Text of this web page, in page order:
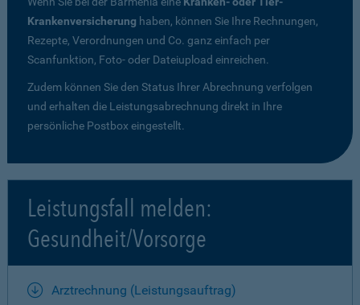
Krankenversicherung haben, können Sie Ihre Rechnungen,
Rezepte, Verordnungen und Co. ganz einfach per
Scanfunktion, Foto- oder Dateiupload einreichen.
Zudem können Sie den Status Ihrer Abrechnung verfolgen
und erhalten die Leistungsabrechnung direkt in Ihre
persönliche Postbox eingestellt.
Leistungsfall melden:
Gesundheit/Vorsorge
Arztrechnung (Leistungsauftrag)